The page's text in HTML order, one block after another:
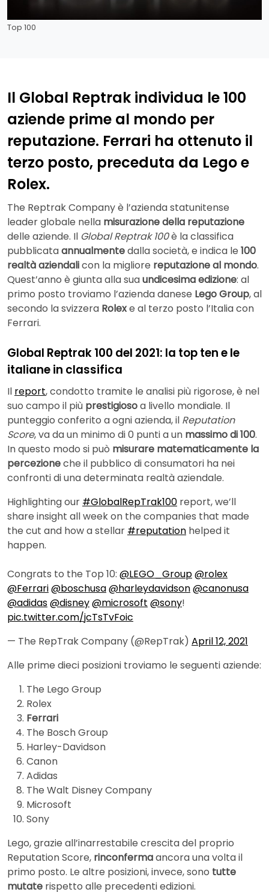
Top 100
Il Global Reptrak individua le 100
aziende prime al mondo per
reputazione. Ferrari ha ottenuto il
terzo posto, preceduta da Lego e
Rolex.
The Reptrak Company è l’azienda statunitense
leader globale nella misurazione della reputazione
delle aziende. Il Global Reptrak 100è la classifica
pubblicataannualmentedalla società, e indica le 100
realtà aziendalicon la migliore reputazione al mondo.
Quest’anno è giunta alla suaundicesima edizione: al
primo posto troviamo l’azienda danese Lego Group, al
secondo la svizzera Rolexe al terzo posto l’Italia con
Ferrari.
Global Reptrak 100 del 2021: la top ten e le
italiane in classifica
Il report, condotto tramite le analisi più rigorose, è nel
suo campo il più prestigiosoa livello mondiale. Il
punteggio conferito a ogni azienda, il Reputation
Score, va da un minimo di 0 punti a un massimo di 100.
In questo modo si può misurare matematicamente la
percezioneche il pubblico di consumatori ha nei
confronti di una determinata realtà aziendale.
Highlighting our #GlobalRepTrak100 report, we’ll
share insight all week on the companies that made
the cut and how a stellar #reputation helped it
happen.
Congrats to the Top 10: @LEGO_Group@rolex
@Ferrari@boschusa@harleydavidson@canonusa
@adidas@disney@microsoft @sony!
pic.twitter.com/jcTsTvFoic
— The RepTrak Company (@RepTrak) April 12, 2021
Alle prime dieci posizioni troviamo le seguenti aziende:
The Lego Group
Rolex
Ferrari
The Bosch Group
Harley-Davidson
Canon
Adidas
The Walt Disney Company
Microsoft
Sony
Lego, grazie all’inarrestabile crescita del proprio
Reputation Score, rinconfermaancora una volta il
primo posto. Le altre posizioni, invece, sono tutte
mutate rispetto alle precedenti edizioni.